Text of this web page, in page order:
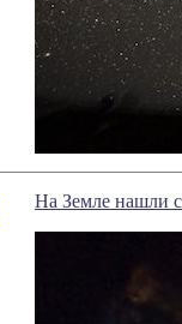
На Земле нашли